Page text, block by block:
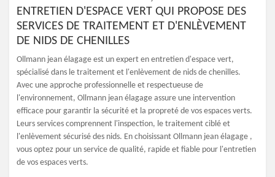
ENTRETIEN D'ESPACE VERT QUI PROPOSE DES
SERVICES DE TRAITEMENT ET D'ENLÈVEMENT
DE NIDS DE CHENILLES
Ollmann jean élagage est un expert en entretien d'espace vert,
spécialisé dans le traitement et l'enlèvement de nids de chenilles.
Avec une approche professionnelle et respectueuse de
l'environnement, Ollmann jean élagage assure une intervention
efficace pour garantir la sécurité et la propreté de vos espaces verts.
Leurs services comprennent l'inspection, le traitement ciblé et
l'enlèvement sécurisé des nids. En choisissant Ollmann jean élagage ,
vous optez pour un service de qualité, rapide et fiable pour l'entretien
de vos espaces verts.